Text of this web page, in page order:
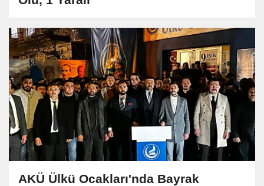
AKÜ Ülkü Ocakları'nda Bayrak